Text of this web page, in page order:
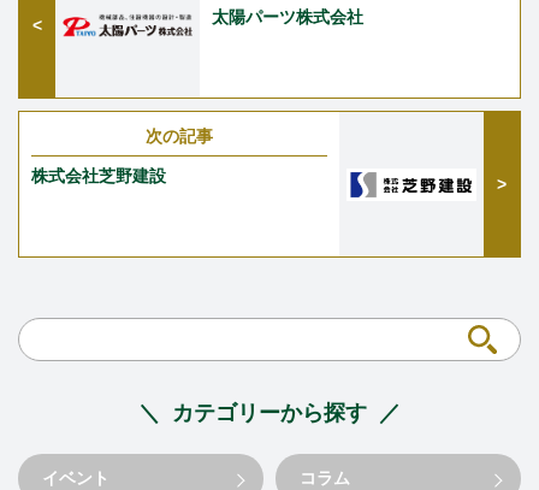
太陽パーツ株式会社
次の記事
株式会社芝野建設
カテゴリーから探す
イベント コラム